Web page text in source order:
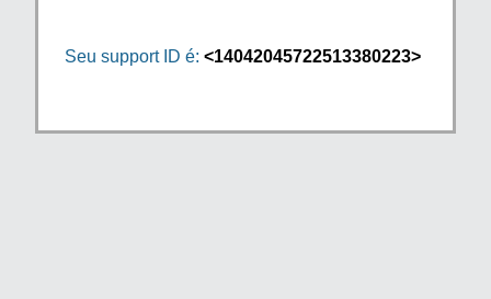
Seu support ID é: <14042045722513380223>